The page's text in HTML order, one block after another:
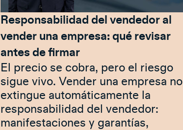
Responsabilidad del vendedor al
vender una empresa: qué revisar
antes de firmar
El precio se cobra, pero el riesgo
sigue vivo. Vender una empresa no
extingue automáticamente la
responsabilidad del vendedor:
manifestaciones y garantías,